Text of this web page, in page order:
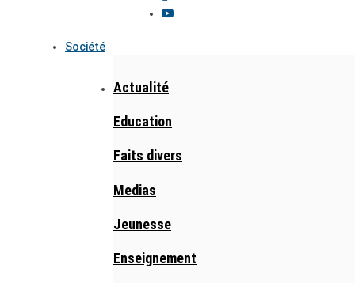
Société
Actualité
Education
Faits divers
Medias
Jeunesse
Enseignement